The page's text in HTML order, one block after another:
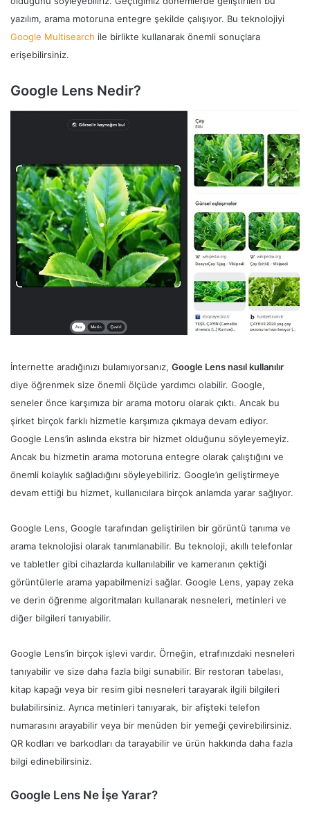
yazılım, arama motoruna entegre şekilde çalışıyor. Bu teknolojiyi
Google Multisearch ile birlikte kullanarak önemli sonuçlara
erişebilirsiniz.
Google Lens Nedir?
İnternette aradığınızı bulamıyorsanız, Google Lens nasıl kullanılır
diye öğrenmek size önemli ölçüde yardımcı olabilir. Google,
seneler önce karşımıza bir arama motoru olarak çıktı. Ancak bu
şirket birçok farklı hizmetle karşımıza çıkmaya devam ediyor.
Google Lens’in aslında ekstra bir hizmet olduğunu söyleyemeyiz.
Ancak bu hizmetin arama motoruna entegre olarak çalıştığını ve
önemli kolaylık sağladığını söyleyebiliriz. Google’ın geliştirmeye
devam ettiği bu hizmet, kullanıcılara birçok anlamda yarar sağlıyor.
Google Lens, Google tarafından geliştirilen bir görüntü tanıma ve
arama teknolojisi olarak tanımlanabilir. Bu teknoloji, akıllı telefonlar
ve tabletler gibi cihazlarda kullanılabilir ve kameranın çektiği
görüntülerle arama yapabilmenizi sağlar. Google Lens, yapay zeka
ve derin öğrenme algoritmaları kullanarak nesneleri, metinleri ve
diğer bilgileri tanıyabilir.
Google Lens’in birçok işlevi vardır. Örneğin, etrafınızdaki nesneleri
tanıyabilir ve size daha fazla bilgi sunabilir. Bir restoran tabelası,
kitap kapağı veya bir resim gibi nesneleri tarayarak ilgili bilgileri
bulabilirsiniz. Ayrıca metinleri tanıyarak, bir afişteki telefon
numarasını arayabilir veya bir menüden bir yemeği çevirebilirsiniz.
QR kodları ve barkodları da tarayabilir ve ürün hakkında daha fazla
bilgi edinebilirsiniz.
Google Lens Ne İşe Yarar?